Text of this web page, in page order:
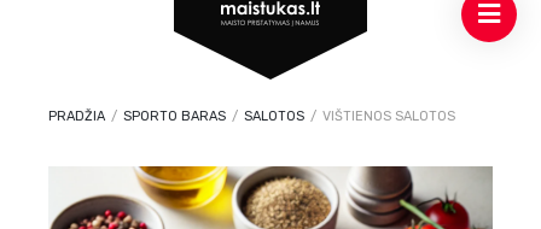
PRADŽIA / SPORTO BARAS / SALOTOS / VIŠTIENOS SALOTOS